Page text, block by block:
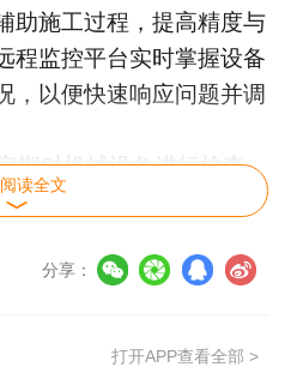
助施工过程，提高精度与
程监控平台实时掌握设备
，以便快速响应问题并调
期对机械设备进行检查
作状态。这不仅可以延长
工期、降低成本，并最
读全文
分享：
打开APP查看全部 >